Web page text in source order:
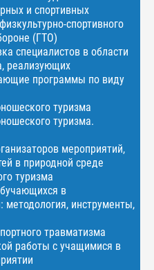
и спортивных
спортивного
(ГТО)
специалистов в области
реализующих
программы по виду
туризма
туризма.
мероприятий,
в природной среде
туризма
в
методология, инструменты,
травматизма
работы с учащимися в